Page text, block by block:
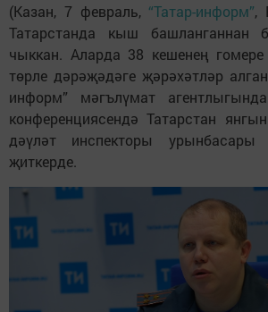
(Казан, 7 февраль, “Татар-информ”,
Татарстанда кыш башланганнан
чыккан. Аларда 38 кешенең
төрле дәрәҗәдәге җәрәхәтләр
информ” мәгълүмат
конференциясендә Татарстан
дәүләт инспекторы
җиткерде.